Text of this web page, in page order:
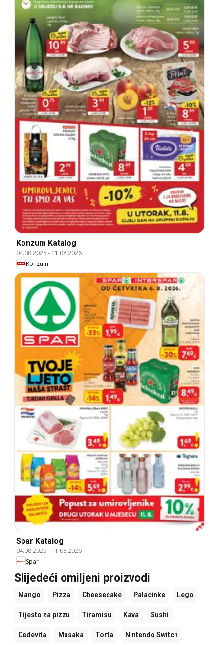
Konzum Katalog
04.08.2026- 11.08.2026
Konzum
Spar Katalog
04.08.2026- 11.08.2026
Spar
Slijedeći omiljeni proizvodi
Mango Pizza Cheesecake Palacinke Lego
Tijesto za pizzu Tiramisu Kava Sushi
Cedevita Musaka Torta Nintendo Switch